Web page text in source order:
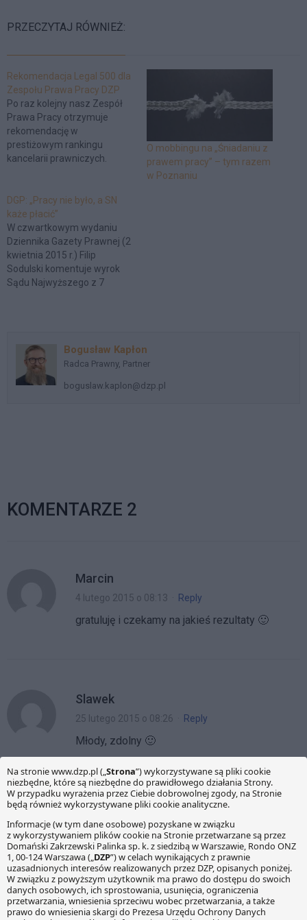
PRZECZYTAJ RÓWNIEŻ:
Rekomendacja Legal 500 dla
Zespołu Prawa Pracy DZP
Po raz kolejny nasz Zespół
Prawa Pracy otrzymuje
rekomendację w
prestiżowym rankingu
kancelarii prawniczych.
O mobbingu na „Śniadaniu z
prawem pracy” – tym razem
w Poznaniu
DGP: „Pracy nie było, a SN
każe płacić”
W czwartkowym wydaniu
Dziennika Gazety Prawnej (2
kwietnia 2015 r.) Filip
Sodulski komentuje wyrok
Sądu Najwyższego z 7
Bogusław Kapłon
Radca Prawny, Partner
boguslaw.kaplon@dzp.pl
KOMENTARZE 2
Marcin
4 lutego 2015 o 08:13 Reply
gratuluję i czekamy na jakieś rezultaty 🙂
Slawek
25 lutego 2015 o 08:26 Reply
Młody, zdolny 🙂
KOMENTARZE
Twój adres e-mail nie zostanie opublikowany. Wymagane
pola są oznaczone*